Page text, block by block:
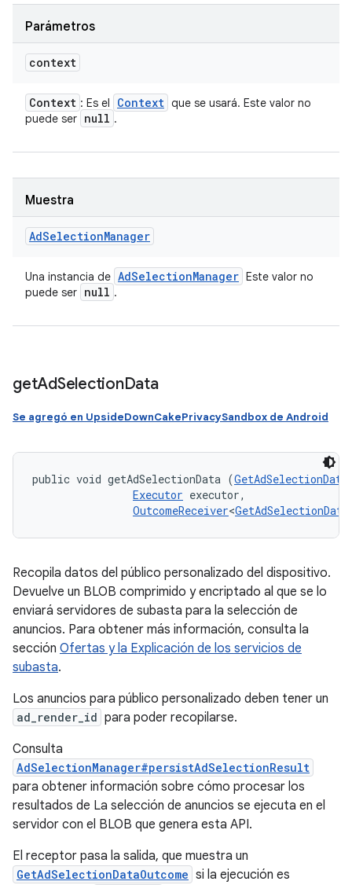
Parámetros
context
Context : Es el Context que se usará. Este valor no
puede ser null .
Muestra
AdSelectionManager
Una instancia de AdSelectionManager Este valor no
puede ser null .
getAdSelectionData
Se agregó en UpsideDownCakePrivacySandbox de Android
public void getAdSelectionData (
Executor executor,
OutcomeReceiver<
Recopila datos del público personalizado del dispositivo.
Devuelve un BLOB comprimido y encriptado al que se lo
enviará servidores de subasta para la selección de
anuncios. Para obtener más información, consulta la
sección Ofertas y la Explicación de los servicios de
subasta.
Los anuncios para público personalizado deben tener un
ad_render_id para poder recopilarse.
Consulta
AdSelectionManager#persistAdSelectionResult
para obtener información sobre cómo procesar los
resultados de La selección de anuncios se ejecuta en el
servidor con el BLOB que genera esta API.
El receptor pasa la salida, que muestra un
GetAdSelectionDataOutcome si la ejecución es